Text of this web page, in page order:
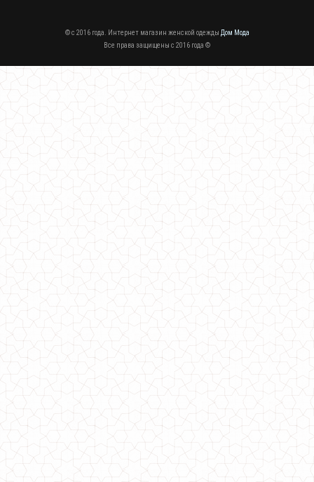
Женская зимняя парка с капюшоном и мехом
Модная женская парка с кожаными рукавами "Май"
1020.00грн.
Женская модная парка с меховым капюшоном (Зима)
1710.00грн.
© c 2016 года. Интернет магазин женской одежды Дом Мода
Все права защищены c 2016 года ©